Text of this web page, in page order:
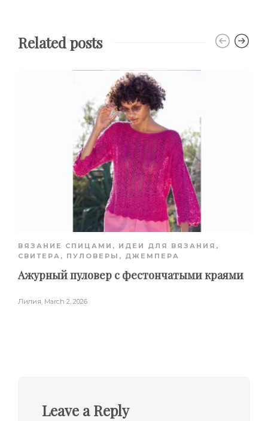
Related posts
ВЯЗАНИЕ СПИЦАМИ , ИДЕИ ДЛЯ ВЯЗАНИЯ ,
СВИТЕРА, ПУЛОВЕРЫ, ДЖЕМПЕРА
Ажурный пуловер с фестончатыми краями
Лилия, March 2, 2026
Leave a Reply